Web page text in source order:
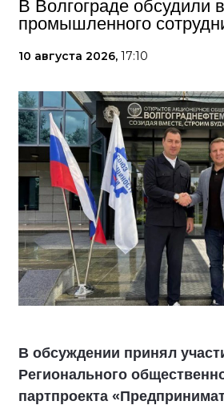
В Волгограде обсудили
промышленного
10 августа 2026, 17:10
В обсуждении принял
Регионального
партпроекта